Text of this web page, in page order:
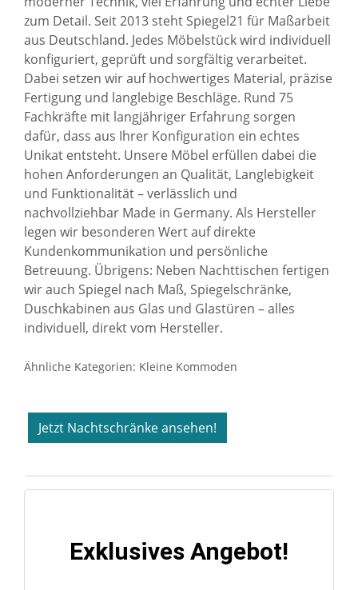
zum Detail. Seit 2013 steht Spiegel21 für Maßarbeit
aus Deutschland. Jedes Möbelstück wird individuell
konfiguriert, geprüft und sorgfältig verarbeitet.
Dabei setzen wir auf hochwertiges Material, präzise
Fertigung und langlebige Beschläge. Rund 75
Fachkräfte mit langjähriger Erfahrung sorgen
dafür, dass aus Ihrer Konfiguration ein echtes
Unikat entsteht. Unsere Möbel erfüllen dabei die
hohen Anforderungen an Qualität, Langlebigkeit
und Funktionalität – verlässlich und
nachvollziehbar Made in Germany. Als Hersteller
legen wir besonderen Wert auf direkte
Kundenkommunikation und persönliche
Betreuung. Übrigens: Neben Nachttischen fertigen
wir auch Spiegel nach Maß, Spiegelschränke,
Duschkabinen aus Glas und Glastüren – alles
individuell, direkt vom Hersteller.
Ähnliche Kategorien: Kleine Kommoden
Jetzt Nachtschränke ansehen!
Exklusives Angebot!